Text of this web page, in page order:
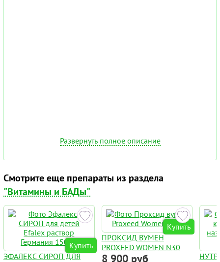
Развернуть полное описание
Смотрите еще препараты из раздела
"Витамины и БАДы"
Купить
ЭФАЛЕКС СИРОП ДЛЯ
Купить
ПРОКСИД ВУМЕН
PROXEED WOMEN N30
8 900 руб